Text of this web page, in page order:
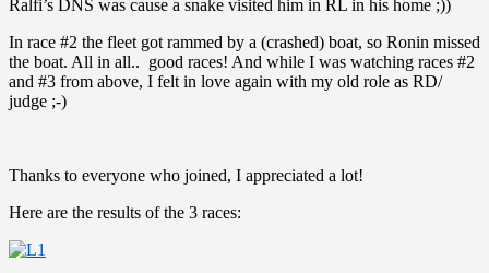
Ralfi’s DNS was cause a snake visited him in RL in his home ;))
In race #2 the fleet got rammed by a (crashed) boat, so Ronin missed
the boat. All in all.. good races! And while I was watching races #2
and #3 from above, I felt in love again with my old role as RD/
judge ;-)
Thanks to everyone who joined, I appreciated a lot!
Here are the results of the 3 races: